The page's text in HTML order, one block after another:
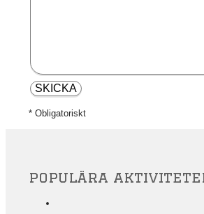
* Obligatoriskt
populära